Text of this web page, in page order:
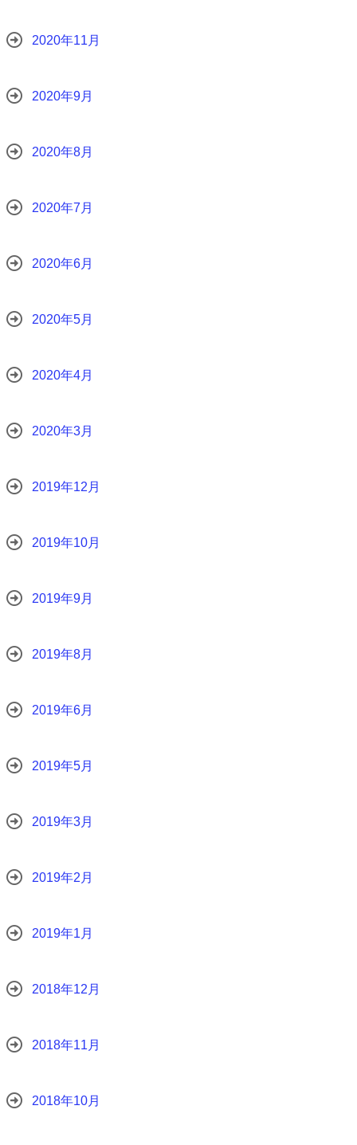
2020年11月
2020年9月
2020年8月
2020年7月
2020年6月
2020年5月
2020年4月
2020年3月
2019年12月
2019年10月
2019年9月
2019年8月
2019年6月
2019年5月
2019年3月
2019年2月
2019年1月
2018年12月
2018年11月
2018年10月